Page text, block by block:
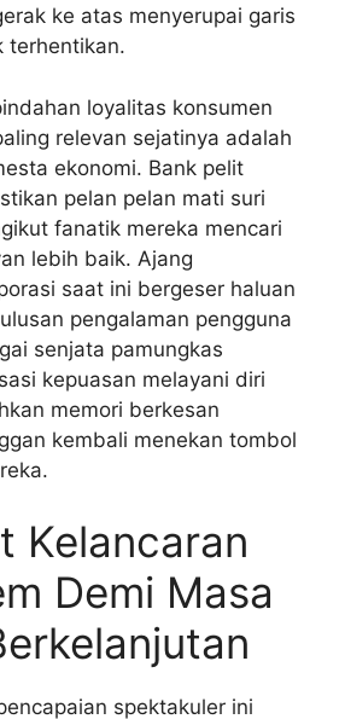
ke atas menyerupai garis
terhentikan.
loyalitas konsumen
relevan sejatinya adalah
ekonomi. Bank pelit
pelan pelan mati suri
fanatik mereka mencari
lebih baik. Ajang
saat ini bergeser haluan
pengalaman pengguna
senjata pamungkas
kepuasan melayani diri
memori berkesan
kembali menekan tombol
Kelancaran
Demi Masa
spektakuler ini